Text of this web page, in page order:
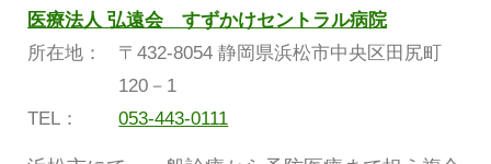
医療法人 弘遠会 すずかけセントラル病院
所在地：
〒432-8054 静岡県浜松市中央区田尻町
120－1
TEL：
053-443-0111